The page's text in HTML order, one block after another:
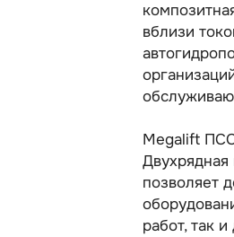
вблизи
Megalift
Двухрядная
позволяет
работ, так